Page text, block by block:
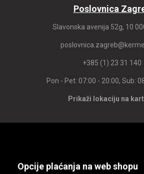
Poslovnica
Slavonska avenija 52g, 10
+385 (1) 23 31 140
Pon - Pet: 07:00 - 20:00, Sub:
Prikaži lokaciju na
Opcije plaćanja na web shopu